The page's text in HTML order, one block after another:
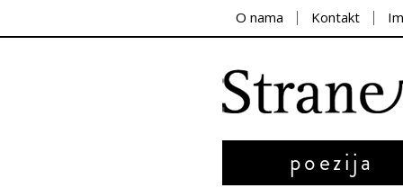
O nama Kontakt
poezija